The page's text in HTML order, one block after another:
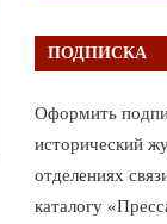
ПОДПИСКА
Оформить
исторический
отделениях
каталогу